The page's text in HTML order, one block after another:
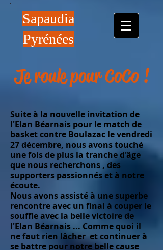
Sapaudia
Pyrénées
Je roule pour CoCo !
Suite à la nouvelle invitation de
l'Elan Béarnais pour le match de
basket contre Boulazac le vendredi
27 décembre, nous avons touché
une fois de plus la tranche d'âge
que nous recherchons , des
supporters passionnés et à notre
écoute.
Nous avons assisté à une superbe
rencontre avec un final à couper le
souffle avec la belle victoire de
l'Elan Béarnais ... Comme quoi il
ne faut rien lâcher et continuer à
se battre pour notre belle cause